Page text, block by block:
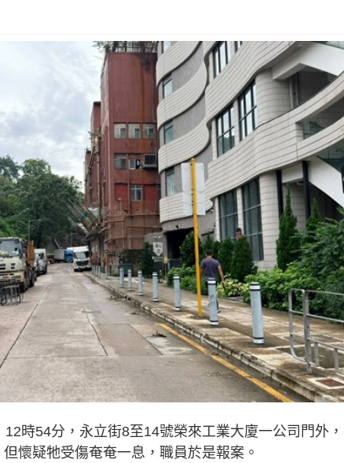
時54分，永立街8至14號榮來工業大廈一公司門外
懷疑牠受傷奄奄一息，職員於是報案。